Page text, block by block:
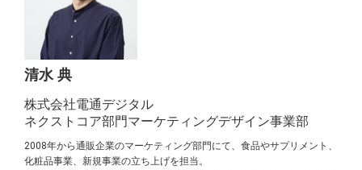
清水 典
株式会社電通デジタル
ネクストコア部門マーケティングデザイン事業部
2008年から通販企業のマーケティング部門にて、食品やサプリメント、
化粧品事業、新規事業の立ち上げを担当。